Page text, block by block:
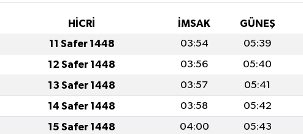
HİCRİ İMSAK GÜNEŞ
11 Safer 1448 03:54 05:39
12 Safer 1448 03:56 05:40
13 Safer 1448 03:57 05:41
14 Safer 1448 03:58 05:42
15 Safer 1448 04:00 05:43